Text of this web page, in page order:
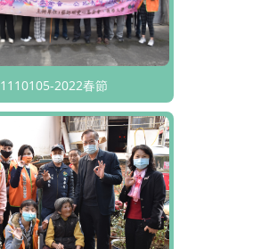
1110105-2022春節